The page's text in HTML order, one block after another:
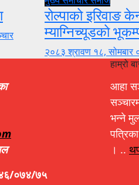
रोल्पाको इरिवाङ
म्याग्निच्यूडको
२०८३ श्रावण १८, सोमबार
०७४/७५
हाम्रो
आहा
भन्ने
। ..